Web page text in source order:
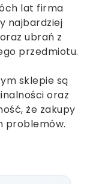
lat firma
najbardziej
ubrań z
przedmiotu.
sklepie są
oraz
że zakupy
problemów.